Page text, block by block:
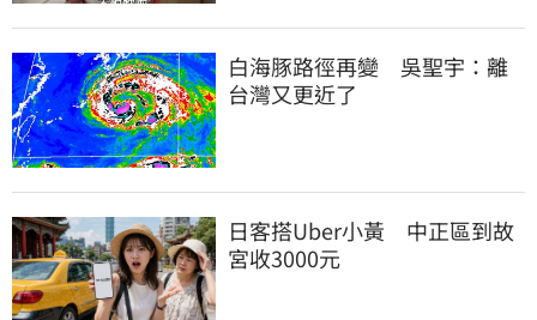
白海豚路徑再變　吳聖宇：離
台灣又更近了
日客搭Uber小黃　中正區到故
宮收3000元